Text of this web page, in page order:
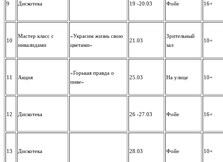
9 Дискотека 19 -20.03 Фойе 16+
10
Мастер класс с
инвалидами
«Украсим жизнь свою
цветами»
21.03
Зрительный
зал
10+
11 Акция
«Горькая правда о
пиве»
25.03 На улице 10+
12 Дискотека 26 -27.03 Фойе 16+
13 Дискотека 28.03 Фойе 10+